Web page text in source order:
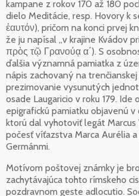
kampane z rokov 170 až 180
dielo Meditácie, resp. Hovory k
ἑαυτόν), pričom na konci prvej
že ju napísal „v krajine Kvádov
πρὸς τῷ Γρανούᾳ α΄). S
ďalšia významná pamiatka z
nápis zachovaný na
prezimovanie vysunutých
osade Laugaricio v roku 179. Ide
epigrafickú pamiatku objavenú
ktorú dal vyhotoviť legát Marcus
počesť víťazstva Marca Aurélia
Germánmi.
Motívom poštovej známky je
zachytávajúca tohto rímskeho
pozdravnom geste adlocutio.